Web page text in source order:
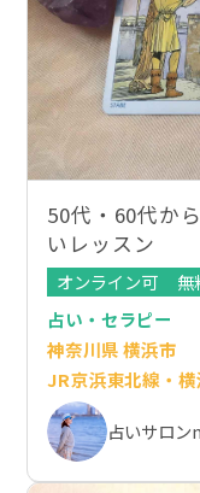
50代・60代か
いレッスン
オンライン可
無
占い・セラピー
神奈川県 横浜市
JR京浜東北線・横
占いサロ